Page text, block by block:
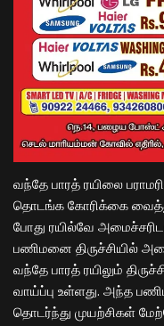
வந்தே பாரத் ரயிலை
தொடங்க கோரிக்கை
போது ரயில்வே
பணிமனை திருச்சியில்
வந்தே பாரத் ரயிலும்
வாய்ப்பு உள்ளது. அந்த
தொடர்ந்து முயற்சிகள்